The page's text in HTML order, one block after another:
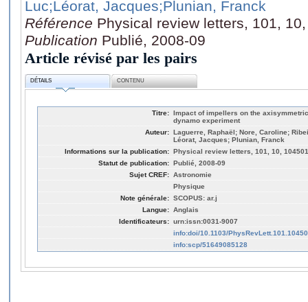
Luc;Léorat, Jacques;Plunian, Franck
Référence Physical review letters, 101,
Publication Publié, 2008-09
Article révisé par les pairs
DÉTAILS CONTENU
Titre: Impact of impellers on the
dynamo experiment
Auteur: Laguerre, Raphaël; Nore, Caroline;
Léorat, Jacques; Plunian, Franck
Informations sur la publication: Physical review letters, 101, 10, 104501
Statut de publication: Publié, 2008-09
Sujet CREF: Astronomie
Physique
Note générale: SCOPUS: ar.j
Langue: Anglais
Identificateurs: urn:issn:0031-9007
info:doi/10.1103/
info:scp/51649085128